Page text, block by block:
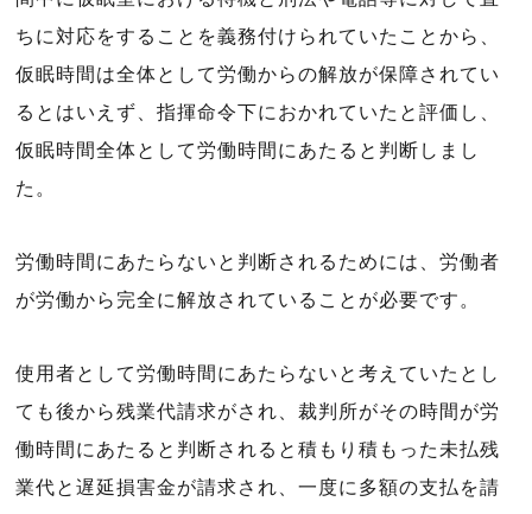
ちに対応をすることを義務付けられていたことから、
仮眠時間は全体として労働からの解放が保障されてい
るとはいえず、指揮命令下におかれていたと評価し、
仮眠時間全体として労働時間にあたると判断しまし
た。
労働時間にあたらないと判断されるためには、労働者
が労働から完全に解放されていることが必要です。
使用者として労働時間にあたらないと考えていたとし
ても後から残業代請求がされ、裁判所がその時間が労
働時間にあたると判断されると積もり積もった未払残
業代と遅延損害金が請求され、一度に多額の支払を請